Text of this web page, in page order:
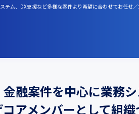
ム、DX支援など多様な案件より希望に合わせてお任せ
融案件を中心に業務
アメンバーとして組